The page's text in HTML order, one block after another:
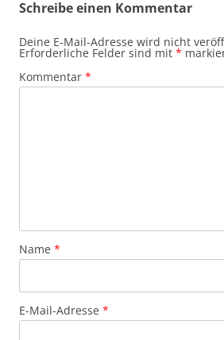
Schreibe einen Kommentar
Deine E-Mail-Adresse wird nicht
Erforderliche Felder sind mit *
Kommentar *
Name *
E-Mail-Adresse *